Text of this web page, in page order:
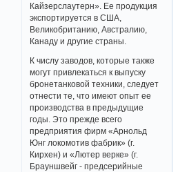
Кайзерслаутерн». Ее продукция
экспортируется в США,
Великобританию, Австралию,
Канаду и другие страны.
К числу заводов, которые также
могут привлекаться к выпуску
бронетанковой техники, следует
отнести те, что имеют опыт ее
производства в предыдущие
годы. Это прежде всего
предприятия фирм «Арнольд
Юнг локомотив фабрик» (г.
Кирхен) и «Лютер верке» (г.
Брауншвейг - предсерийные